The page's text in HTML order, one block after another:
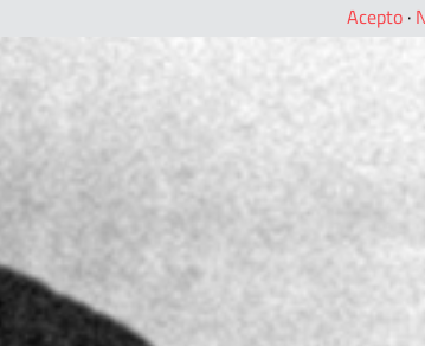
Acepto ·